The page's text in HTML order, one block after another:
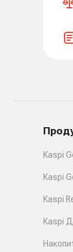
Kaspi
Kaspi
Kaspi
Kaspi